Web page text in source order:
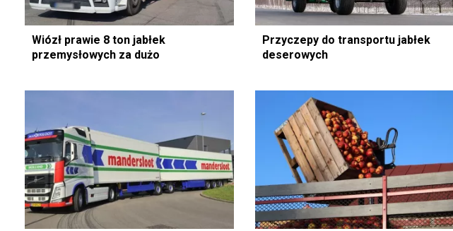
Wiózł prawie 8 ton jabłek
przemysłowych za dużo
Przyczepy do transportu jabłek
deserowych